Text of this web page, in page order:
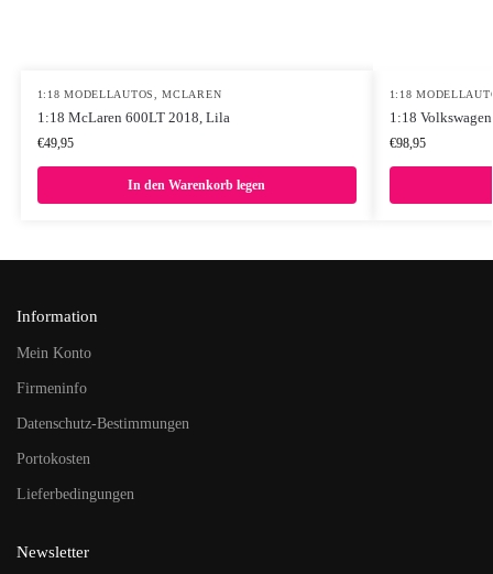
1:18 MODELLAUTOS ,MCLAREN
1:18 McLaren 600LT 2018, Lila
€49,95
In den Warenkorb legen
1:18
1:18
€98,95
Information
Mein Konto
Firmeninfo
Datenschutz-Bestimmungen
Portokosten
Lieferbedingungen
Newsletter